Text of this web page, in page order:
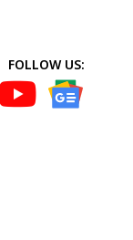
FOLLOW US: